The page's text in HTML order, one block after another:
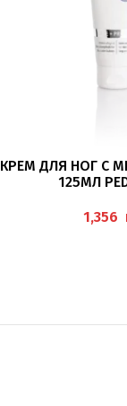
КРЕМ ДЛЯ НОГ С
125МЛ